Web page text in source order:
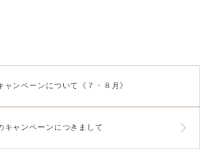
ャンペーンについて《７・８月》
キャンペーンにつきまして